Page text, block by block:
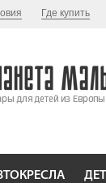
Где купить